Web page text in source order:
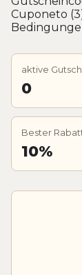
Cuponeto
aktive
0
Bester
10%